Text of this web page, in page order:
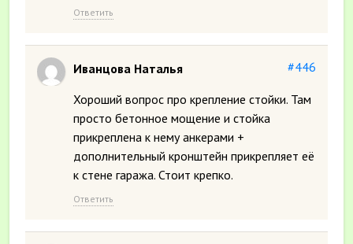
Ответить
#446
Иванцова Наталья
Хороший вопрос про крепление стойки. Там
просто бетонное мощение и стойка
прикреплена к нему анкерами +
дополнительный кронштейн прикрепляет её
к стене гаража. Стоит крепко.
Ответить